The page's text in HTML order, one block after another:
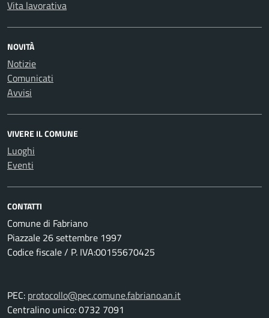
Vita lavorativa
NOVITÀ
Notizie
Comunicati
Avvisi
VIVERE IL COMUNE
Luoghi
Eventi
CONTATTI
Comune di Fabriano
Piazzale 26 settembre 1997
Codice fiscale / P. IVA:00155670425
PEC: protocollo@pec.comune.fabriano.an.it
Centralino unico: 0732 7091